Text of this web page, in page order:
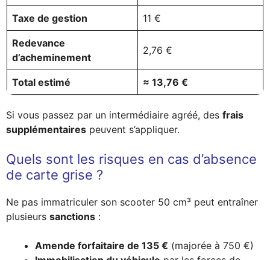
Taxe de gestion 11 €
Redevance
d’acheminement
2,76 €
Total estimé ≈ 13,76 €
Si vous passez par un intermédiaire agréé, des frais
supplémentaires peuvent s’appliquer.
Quels sont les risques en cas d’absence
de carte grise ?
Ne pas immatriculer son scooter 50 cm³ peut entraîner
plusieurs sanctions :
Amende forfaitaire de 135 € (majorée à 750 €)